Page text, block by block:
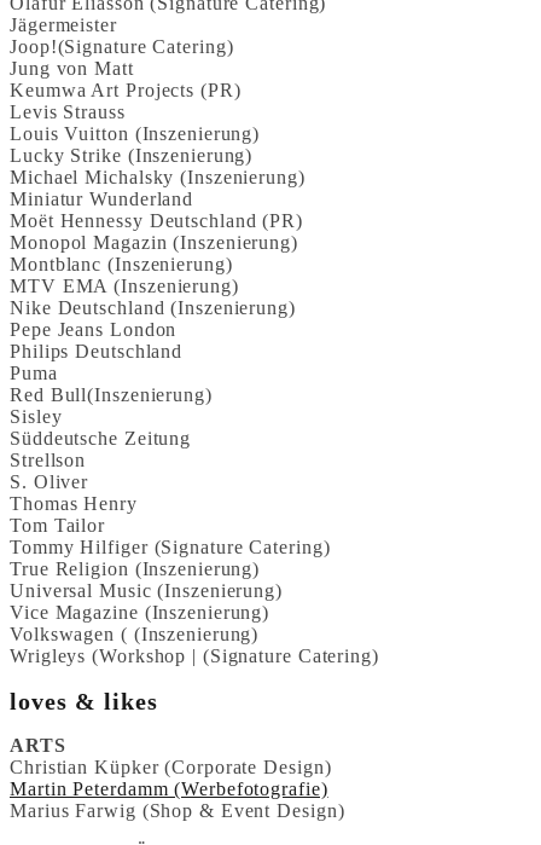
Jägermeister
Joop!(Signature Catering)
Jung von Matt
Keumwa Art Projects (PR)
Levis Strauss
Louis Vuitton (Inszenierung)
Lucky Strike (Inszenierung)
Michael Michalsky (Inszenierung)
Miniatur Wunderland
Moët Hennessy Deutschland (PR)
Monopol Magazin (Inszenierung)
Montblanc (Inszenierung)
MTV EMA (Inszenierung)
Nike Deutschland (Inszenierung)
Pepe Jeans London
Philips Deutschland
Puma
Red Bull(Inszenierung)
Sisley
Süddeutsche Zeitung
Strellson
S. Oliver
Thomas Henry
Tom Tailor
Tommy Hilfiger (Signature Catering)
True Religion (Inszenierung)
Universal Music (Inszenierung)
Vice Magazine (Inszenierung)
Volkswagen ( (Inszenierung)
Wrigleys (Workshop | (Signature Catering)
loves & likes
ARTS
Christian Küpker (Corporate Design)
Martin Peterdamm (Werbefotografie)
Marius Farwig (Shop & Event Design)